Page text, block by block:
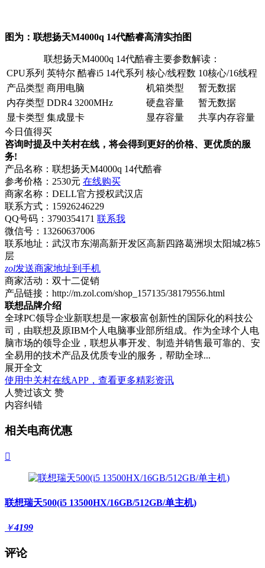
图为：联想扬天M4000q 14代酷睿高清实拍图
联想扬天M4000q 14代酷睿主要参数解读：
CPU系列 英特尔 酷睿i5 14代系列 核心/线程数 10核心/16线程
产品类型 商用电脑 机箱类型
暂无数据
内存类型 DDR4 3200MHz 硬盘容量
暂无数据
显卡类型 集成显卡 显存容量
共享内存容量
今日值得买
咨询时提及中关村在线，将会得到更好的价格、更优质的服
务!
产品名称： 联想扬天M4000q 14代酷睿
参考价格： 2530元 在线购买
商家名称： DELL官方授权武汉店
联系方式： 15926246229
QQ号码：3790354171 联系我
微信号： 13260637006
联系地址： 武汉市东湖高新开发区高新四路葛洲坝太阳城2栋5
层
zol发送商家地址到手机
商家活动： 双十二促销
产品链接： http://m.zol.com/shop_157135/38179556.html
联想品牌介绍
全球PC领导企业新联想是一家极富创新性的国际化的科技公
司，由联想及原IBM个人电脑事业部所组成。作为全球个人电
脑市场的领导企业，联想从事开发、制造并销售最可靠的、安
全易用的技术产品及优质专业的服务，帮助全球...
展开全文
使用中关村在线APP，查看更多精彩资讯
人赞过该文 赞
内容纠错
相关电商优惠

联想瑞天500(i5 13500HX/16GB/512GB/单主机)
￥4199
评论